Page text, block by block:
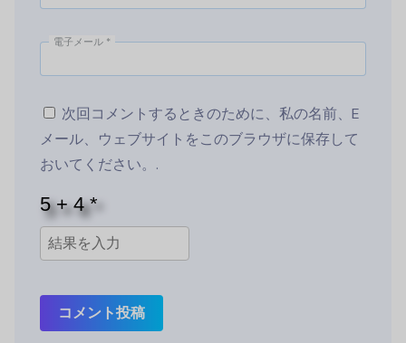
電子メール *
次回コメントするときのために、私の名前、E
メール、ウェブサイトをこのブラウザに保存して
おいてください。.
コメント投稿